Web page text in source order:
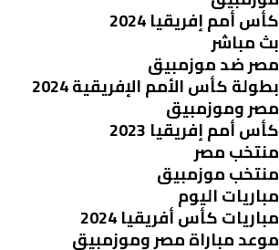
كأس أمم إفريقيا 2024
بث مباشر
مصر ضد موزمبيق
بطولة كأس الأمم الإفريقية 2024
مصر وموزمبيق
كأس أمم إفريقيا 2023
منتخب مصر
منتخب موزمبيق
مباريات اليوم
مباريات كأس أفريقيا 2024
موعد مباراة مصر وموزمبيق